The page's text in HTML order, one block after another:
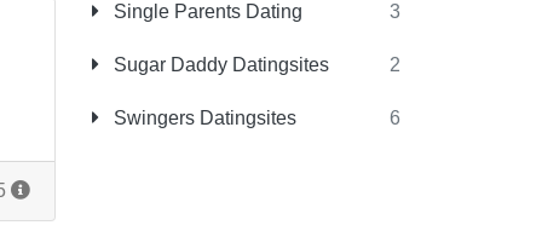
Single Parents Dating 3
Sugar Daddy Datingsites 2
Swingers Datingsites 6